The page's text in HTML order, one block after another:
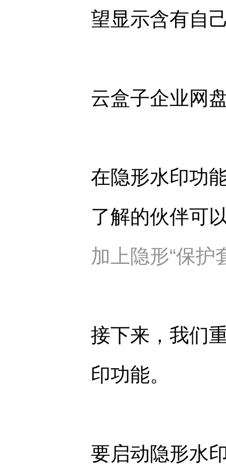
望显示含有自
云盒子企业网
在隐形水印功
了解的伙伴可
加上隐形“保护
接下来，我们
印功能。
要启动隐形水